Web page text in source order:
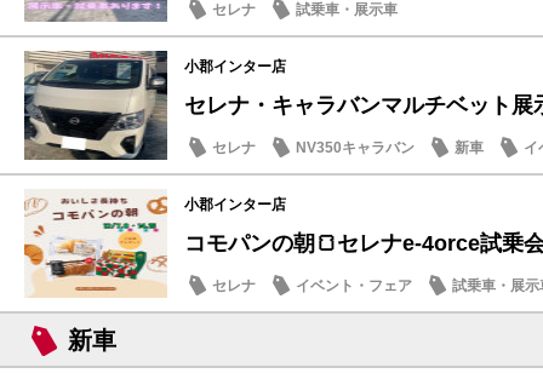
セレナ 試乗車・展示車
小郡インター店
セレナ・キャラバンマルチベット展
セレナ NV350キャラバン 新車
イ
試乗車・展示車
小郡インター店
コモパンの朝🍞セレナe-4orce試乗
セレナ イベント・フェア 試乗車・展示
新車